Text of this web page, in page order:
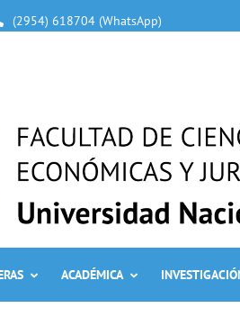
(2954) 618704 (WhatsApp)
ACADÉMICA